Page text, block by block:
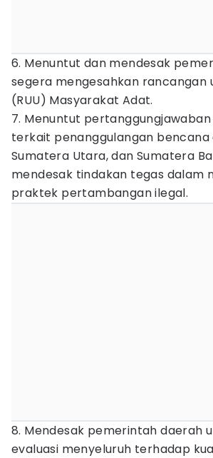
6. Menuntut dan mendesak
segera mengesahkan rancangan
(RUU) Masyarakat Adat.
7. Menuntut
terkait penanggulangan bencana
Sumatera Utara, dan Sumatera
mendesak tindakan tegas dalam
praktek pertambangan ilegal.
8. Mendesak pemerintah daerah
evaluasi menyeluruh terhadap